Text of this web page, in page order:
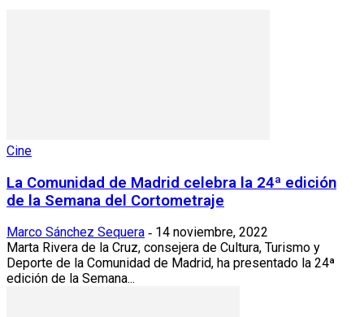
Cine
La Comunidad de Madrid celebra la 24ª edición
de la Semana del Cortometraje
Marco Sánchez Sequera - 14 noviembre, 2022
Marta Rivera de la Cruz, consejera de Cultura, Turismo y
Deporte de la Comunidad de Madrid, ha presentado la 24ª
edición de la Semana...